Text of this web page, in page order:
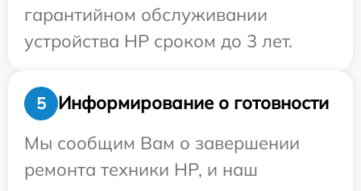
гарантийном обслуживании
устройства HP сроком до 3 лет.
5
Информирование о готовности
Мы сообщим Вам о завершении
ремонта техники HP, и наш